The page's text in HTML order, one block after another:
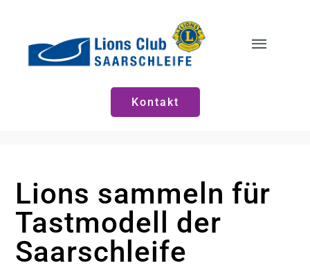
springen
Toggle
Vorstände
Kontakt
Lions sammeln für
Tastmodell der
Saarschleife